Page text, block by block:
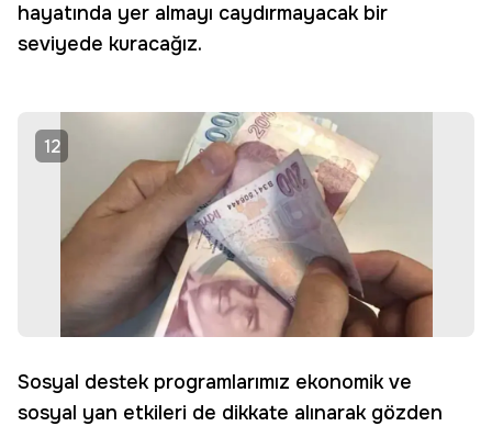
hayatında yer almayı caydırmayacak bir
seviyede kuracağız.
12
Sosyal destek programlarımız ekonomik ve
sosyal yan etkileri de dikkate alınarak gözden